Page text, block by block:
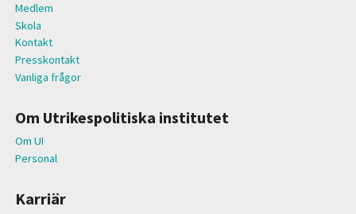
Medlem
Skola
Kontakt
Presskontakt
Vanliga frågor
Om Utrikespolitiska institutet
Om UI
Personal
Karriär